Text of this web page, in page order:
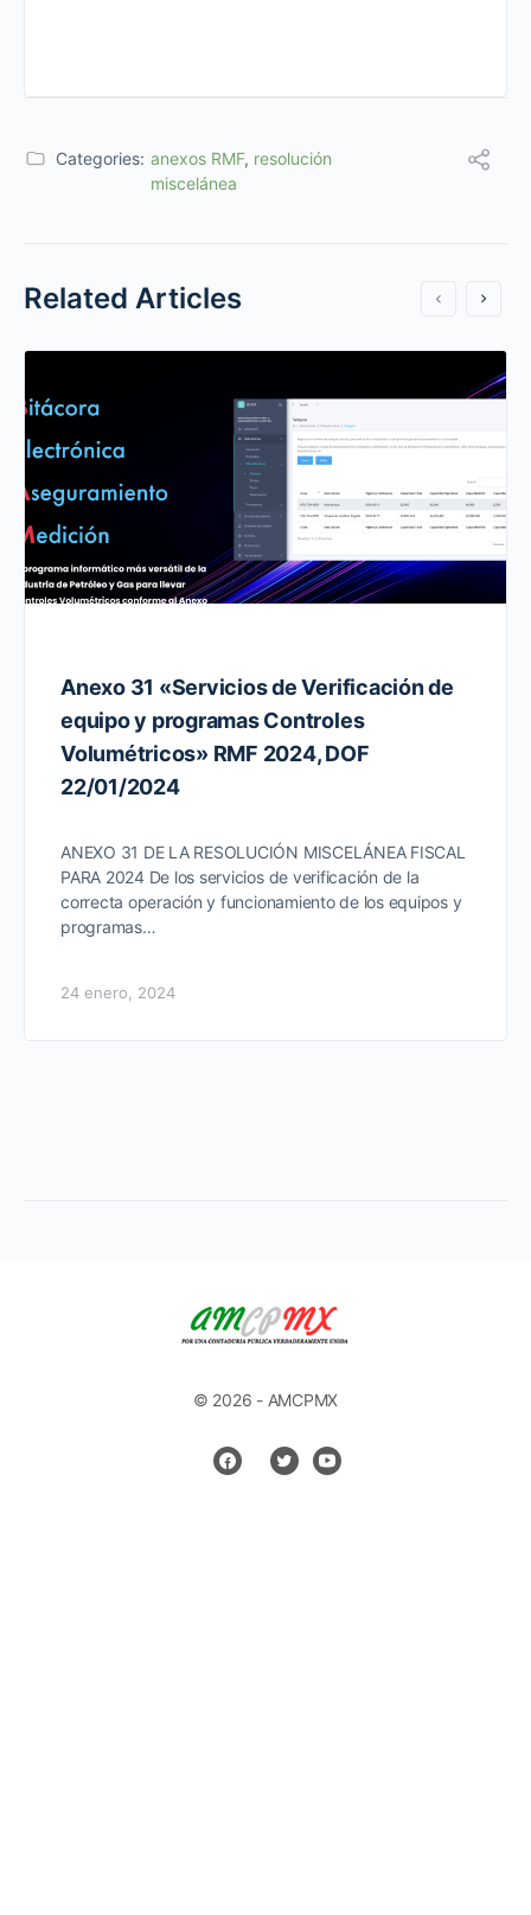
Categories: anexos RMF, resolución
miscelánea
Related Articles
Anexo 31 «Servicios de Verificación de
equipo y programas Controles
Volumétricos» RMF 2024, DOF
22/01/2024
ANEXO 31 DE LA RESOLUCIÓN MISCELÁNEA FISCAL
PARA 2024 De los servicios de verificación de la
correcta operación y funcionamiento de los equipos y
programas…
24 enero, 2024
© 2026 - AMCPMX